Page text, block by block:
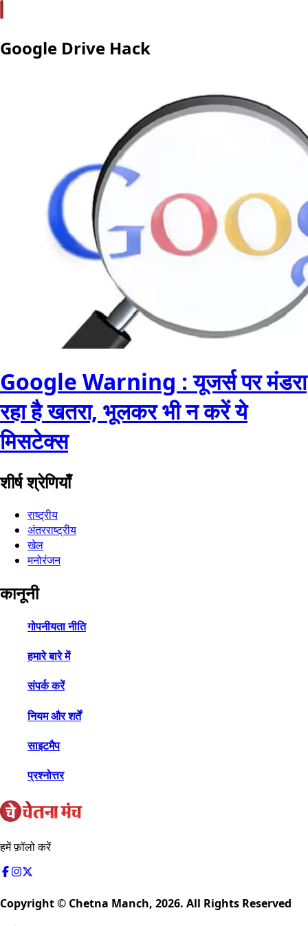
Google Drive Hack
Google Warning : यूजर्स पर मंडरा
रहा है खतरा, भूलकर भी न करें ये
मिसटेक्स
शीर्ष श्रेणियाँ
राष्ट्रीय
अंतरराष्ट्रीय
खेल
मनोरंजन
कानूनी
गोपनीयता नीति
हमारे बारे में
संपर्क करें
नियम और शर्तें
साइटमैप
प्रश्नोत्तर
हमें फ़ॉलो करें
Copyright © Chetna Manch, 2026. All Rights Reserved